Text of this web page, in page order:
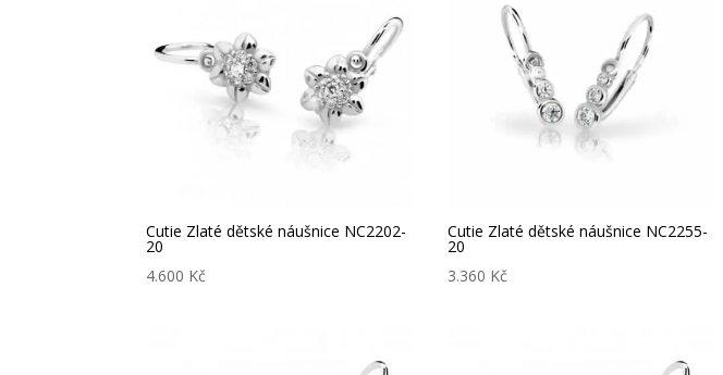
Cutie Zlaté dětské náušnice NC2202-
20
4.600 Kč
Cutie Zlaté dětské náušnice NC2255-
20
3.360 Kč